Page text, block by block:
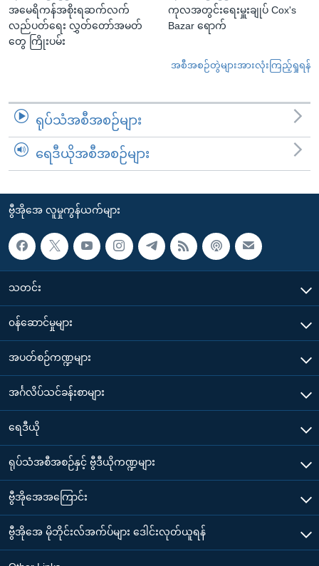
အမေရိကန်အစိုးရဆက်လက်
လည်ပတ်ရေး လွှတ်တော်အမတ်
တွေ ကြိုးပမ်း
ကုလအတွင်းရေးမှူးချုပ် Cox's
Bazar ရောက်
အစီအစဉ်တွဲများအားလုံးကြည့်ရှုရန်
ရုပ်သံအစီအစဉ်များ
ရေဒီယိုအစီအစဉ်များ
ဗွီအိုအေ လူမှုကွန်ယက်များ
သတင်း
၀န်ဆောင်မှုများ
အပတ်စဉ်ကဏ္ဍများ
အင်္ဂလိပ်သင်ခန်းစာများ
ရေဒီယို
ရုပ်သံအစီအစဉ်နှင့် ဗွီဒီယိုကဏ္ဍများ
ဗွီအိုအေအကြောင်း
ဗွီအိုအေ မိုဘိုင်းလ်အက်ပ်များ ဒေါင်းလုတ်ယူရန်